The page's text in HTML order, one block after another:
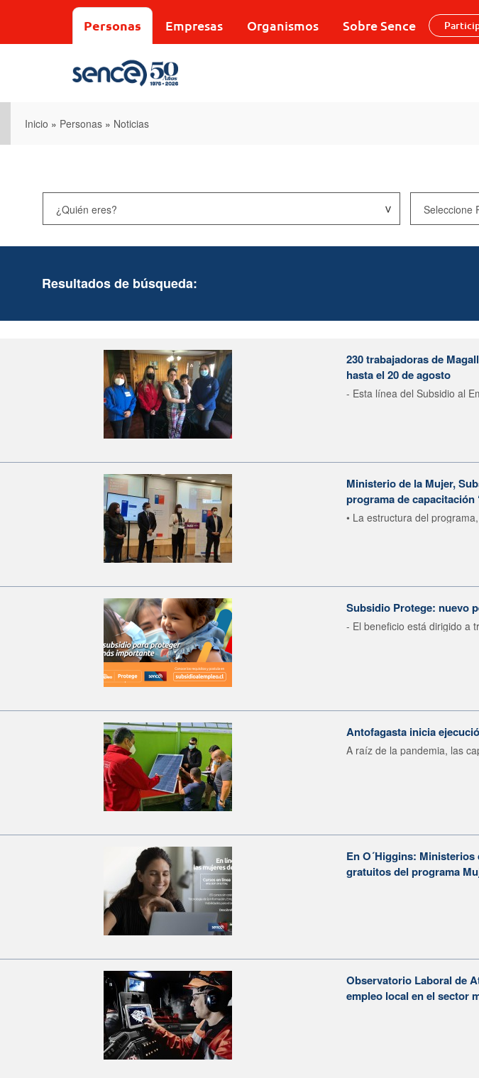
Personas Empresas Organismos Sobre Sence
Inicio » Personas » Noticias
Resultados de búsqueda:
230 trabajadoras de
hasta el 20 de agosto
- Esta línea del Subsidio al
Ministerio de la Mujer,
programa de capacitación
• La estructura del
Subsidio Protege: nuevo
- El beneficio está dirigido a
Antofagasta inicia
A raíz de la pandemia, las
En O´Higgins:
gratuitos del programa
Observatorio Laboral de
empleo local en el sector